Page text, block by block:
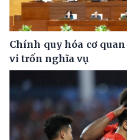
Chính quy hóa cơ
vi trốn nghĩa vụ